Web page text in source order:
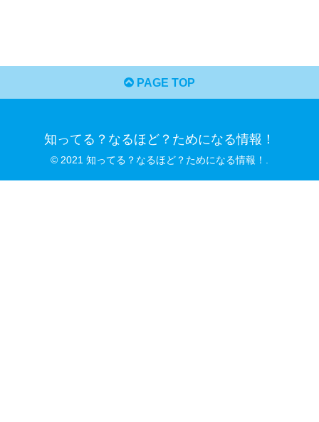
PAGE TOP
知ってる？なるほど？ためになる情報！
© 2021 知ってる？なるほど？ためになる情報！.